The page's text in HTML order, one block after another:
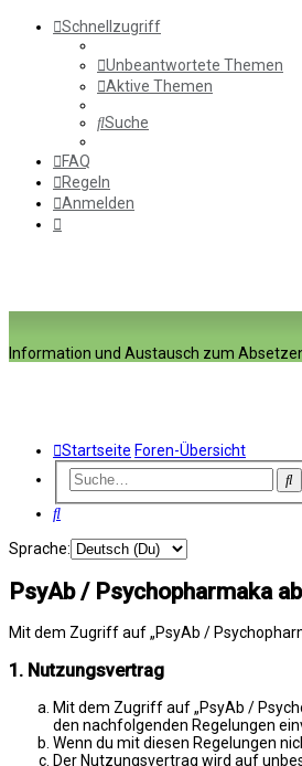
Schnellzugriff
Unbeantwortete Themen
Aktive Themen
Suche
FAQ
Regeln
Anmelden
Information und Austausch zum
Startseite Foren-Übersicht
Suche
Sprache:
PsyAb / Psychopharmaka
Mit dem Zugriff auf „PsyAb /
1. Nutzungsvertrag
Mit dem Zugriff auf „PsyAb /
den nachfolgenden Regelungen
Wenn du mit diesen Regelungen
Der Nutzungsvertrag wird auf